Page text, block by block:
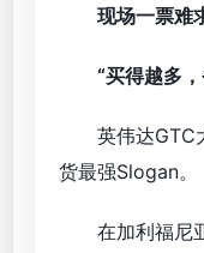
现场一票难
“买得越多
英伟达GTC
货最强Slogan。
在加利福尼